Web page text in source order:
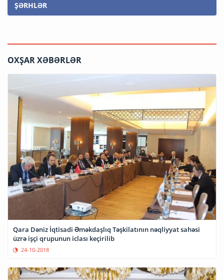
ŞƏRHLƏR
OXŞAR XƏBƏRLƏR
Qara Dəniz İqtisadi Əməkdaşlıq Təşkilatının nəqliyyat sahəsi
üzrə işçi qrupunun iclası keçirilib
24-10-2018